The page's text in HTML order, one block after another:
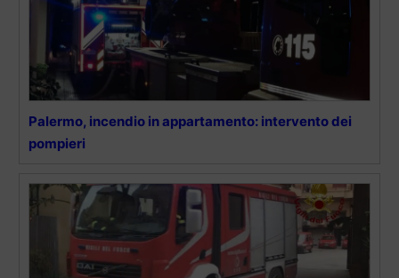
Palermo, incendio in appartamento: intervento dei
pompieri